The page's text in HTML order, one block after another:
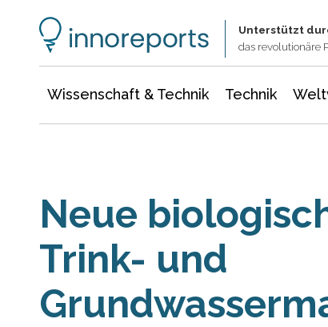
Unterstützt
das revolutionäre
Wissenschaft & Technik Technik
Neue
Trink- und